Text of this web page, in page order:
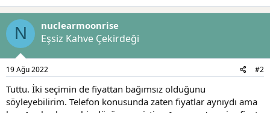
p
k
i
l
e
r
:
N nuclearmoonrise
Eşsiz Kahve Çekirdeği
19 Ağu 2022 #2
Tuttu. İki seçimin de fiyattan bağımsız olduğunu
söyleyebilirim. Telefon konusunda zaten fiyatlar aynıydı ama